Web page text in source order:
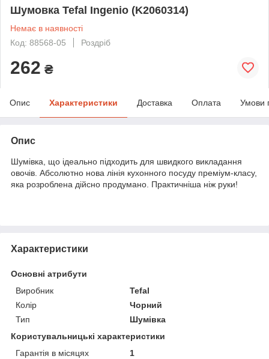
Шумовка Tefal Ingenio (K2060314)
Немає в наявності
Код: 88568-05
Роздріб
262 ₴
Опис Характеристики Доставка Оплата Умови
Опис
Шумівка, що ідеально підходить для швидкого викладання
овочів. Абсолютно нова лінія кухонного посуду преміум-класу,
яка розроблена дійсно продумано. Практичніша ніж руки!
Характеристики
Основні атрибути
Виробник
Tefal
Колір
Чорний
Тип
Шумівка
Користувальницькі характеристики
Гарантія в місяцях
1